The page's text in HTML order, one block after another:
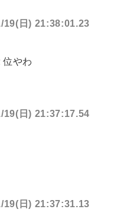
19(日) 21:38:01.23
位やわ
19(日) 21:37:17.54
19(日) 21:37:31.13